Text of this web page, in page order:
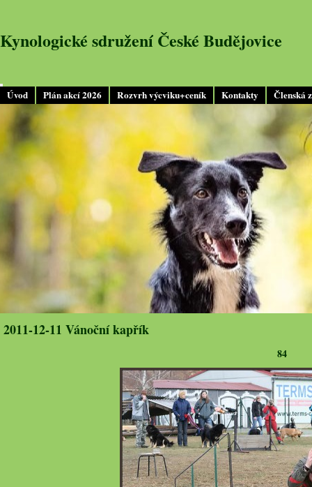
Úvod Plán akcí 2026 Rozvrh výcviku+ceník Kontakty Členská
Kynologické sdružení České Budějovice
2011-12-11 Vánoční kapřík
84